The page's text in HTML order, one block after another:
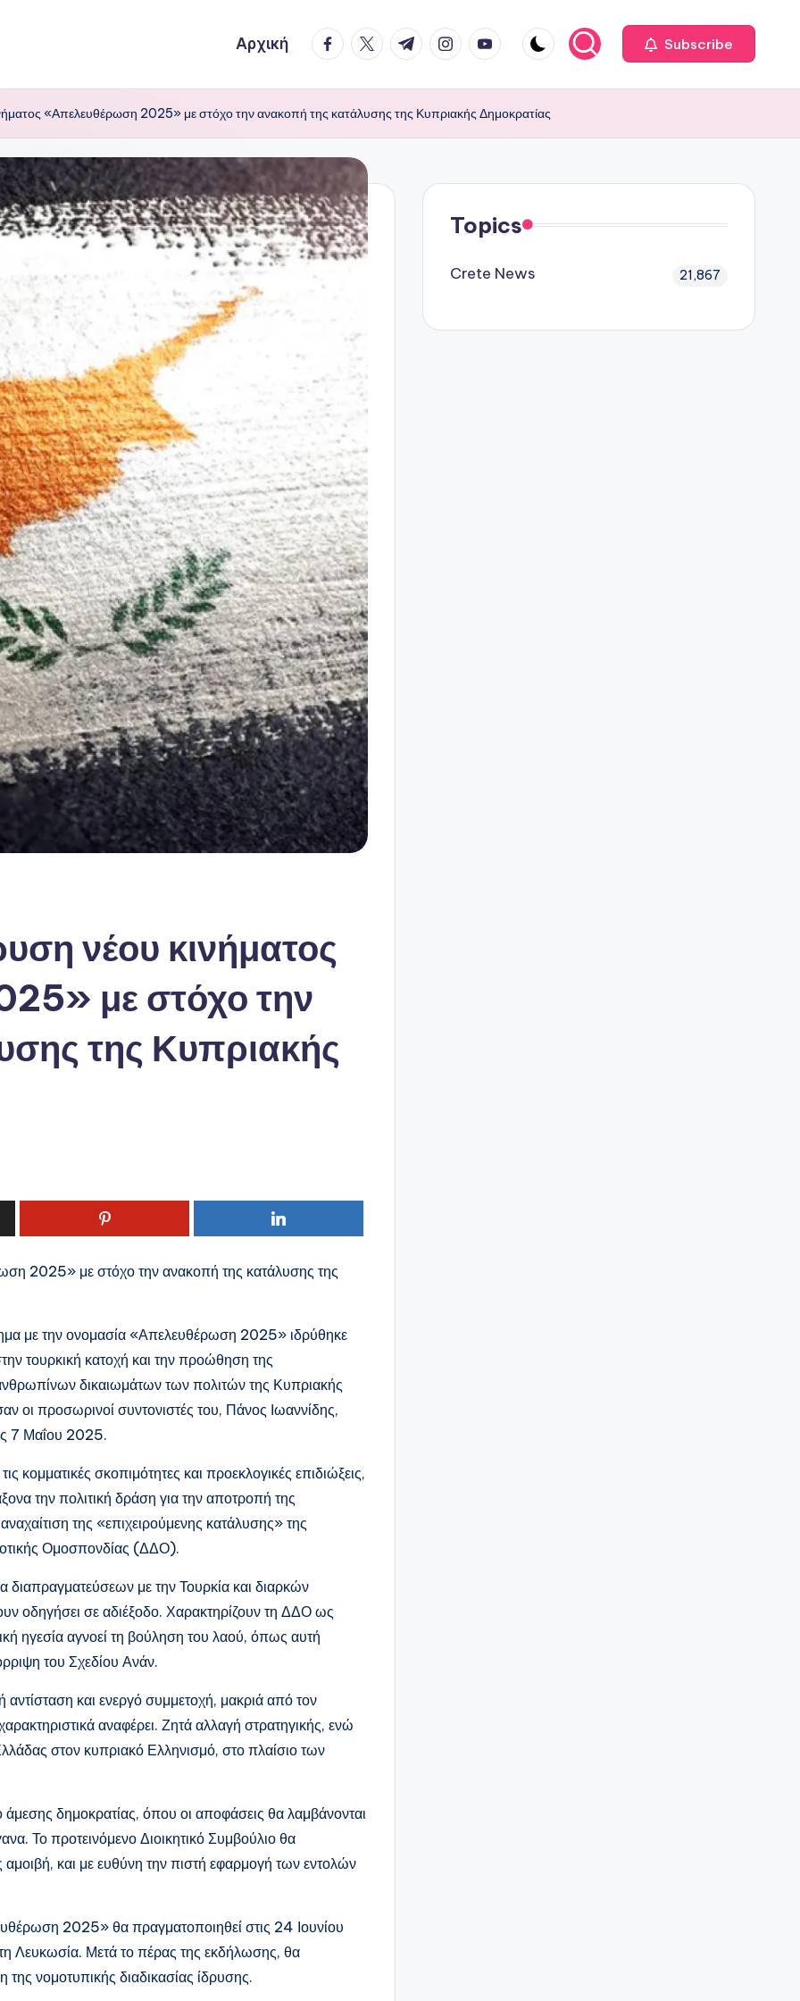
Αρχική facebook.com
twitter.com
t.me instagram.com
youtube.com Subscribe
«Απελευθέρωση 2025» με στόχο την ανακοπή της κατάλυσης της Κυπριακής Δημοκρατίας
νέου κινήματος
με στόχο την
της Κυπριακής
2025» με στόχο την ανακοπή της κατάλυσης της
με την ονομασία «Απελευθέρωση 2025» ιδρύθηκε
τουρκική κατοχή και την προώθηση της
δικαιωμάτων των πολιτών της Κυπριακής
οι προσωρινοί συντονιστές του, Πάνος Ιωαννίδης,
7 Μαΐου 2025.
κομματικές σκοπιμότητες και προεκλογικές επιδιώξεις,
την πολιτική δράση για την αποτροπή της
της «επιχειρούμενης κατάλυσης» της
Ομοσπονδίας (ΔΔΟ).
διαπραγματεύσεων με την Τουρκία και διαρκών
οδηγήσει σε αδιέξοδο. Χαρακτηρίζουν τη ΔΔΟ ως
ηγεσία αγνοεί τη βούληση του λαού, όπως αυτή
του Σχεδίου Ανάν.
αντίσταση και ενεργό συμμετοχή, μακριά από τον
αναφέρει. Ζητά αλλαγή στρατηγικής, ενώ
στον κυπριακό Ελληνισμό, στο πλαίσιο των
δημοκρατίας, όπου οι αποφάσεις θα λαμβάνονται
Το προτεινόμενο Διοικητικό Συμβούλιο θα
αμοιβή, και με ευθύνη την πιστή εφαρμογή των εντολών
2025» θα πραγματοποιηθεί στις 24 Ιουνίου
Λευκωσία. Μετά το πέρας της εκδήλωσης, θα
νομοτυπικής διαδικασίας ίδρυσης.
Topics
Crete News 21,867